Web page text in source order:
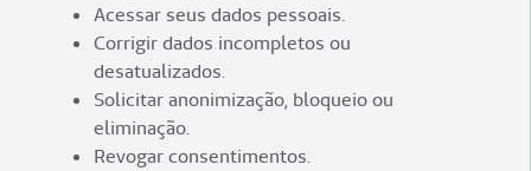
Acessar seus dados pessoais.
Corrigir dados incompletos ou
desatualizados.
Solicitar anonimização, bloqueio ou
eliminação.
Revogar consentimentos.